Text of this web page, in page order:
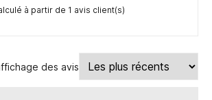
à partir de 1 avis client(s)
des avis